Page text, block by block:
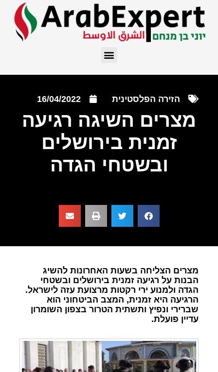
הזירה הפלסטינית 16/04/2022
מצרים השיגה רגיעה
זמנית בירושלים
ובשטחי הגדה
מצרים הצליחה בשעות האחרונות להשיג
הבנות על רגיעה זמנית בירושלים ובשטחי
הגדה ולמנוע ירי רקטות מרצועת עזה לישראל.
הרגיעה היא זמנית, המצב הביטחוני הוא
שברירי ונפיץ ותשתית הטרור בצפון השומרון
עדיין פועלת.